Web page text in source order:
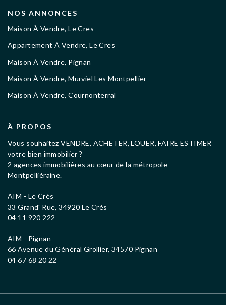
NOS ANNONCES
Maison À Vendre, Le Cres
Appartement À Vendre, Le Cres
Maison À Vendre, Pignan
Maison À Vendre, Murviel Les Montpellier
Maison À Vendre, Cournonterral
À PROPOS
Vous souhaitez VENDRE, ACHETER, LOUER, FAIRE ESTIMER
votre bien immobilier ?
2 agences immobilières au cœur de la métropole
Montpelliéraine.
AIM - Le Crès
33 Grand' Rue, 34920 Le Crès
04 11 920 222
AIM - Pignan
66 Avenue du Général Grollier, 34570 Pignan
04 67 68 20 22